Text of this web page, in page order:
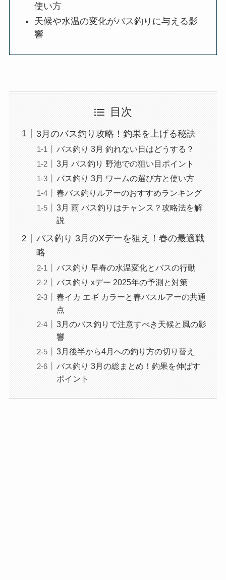
使い方
天候や水温の変化がバス釣りに与える影
響
目次
3月のバス釣り攻略！釣果を上げる秘訣
バス釣り 3月 釣れない日はどうする？
3月 バス釣り 野池での狙い目ポイント
バス釣り 3月 ワームの選び方と使い方
春バス釣りルアーのおすすめランキング
3月 雨 バス釣りはチャンス？攻略法を解
説
バス釣り 3月のXデーを狙え！春の最適戦
略
バス釣り 早春の水温変化とバスの行動
バス釣り xデー 2025年の予測と対策
春イカ エギ カラーと春バスルアーの共通
点
3月のバス釣りで注意すべき天候と風の影
響
3月後半から4月への釣り方の切り替え
バス釣り 3月の総まとめ！釣果を伸ばす
ポイント